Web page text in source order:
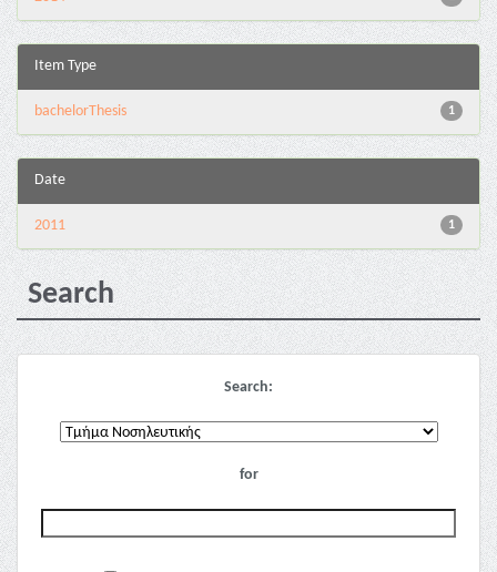
Item Type
1
bachelorThesis
Date
1
2011
Search
Search:
for